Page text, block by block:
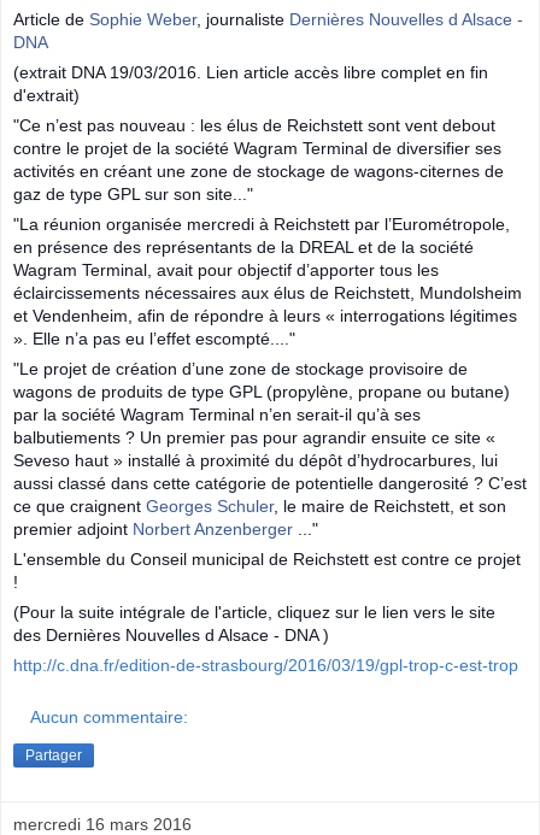
Article de Sophie Weber, journaliste Dernières Nouvelles d Alsace -
DNA
(extrait DNA 19/03/2016. Lien article accès libre complet en fin
d'extrait)
"Ce n’est pas nouveau : les élus de Reichstett sont vent debout
contre le projet de la société Wagram Terminal de diversifier ses
activités en créant une zone de stockage de wagons-citernes de
gaz de type GPL sur son site..."
"La réunion organisée mercredi à Reichstett par l’Eurométropole,
en présence des représentants de la DREAL et de la société
Wagram Terminal, avait pour objectif d’apporter tous les
éclaircissements nécessaires aux élus de Reichstett, Mundolsheim
et Vendenheim, afin de répondre à leurs « interrogations légitimes
». Elle n’a pas eu l’effet escompté...."
"Le projet de création d’une zone de stockage provisoire de
wagons de produits de type GPL (propylène, propane ou butane)
par la société Wagram Terminal n’en serait-il qu’à ses
balbutiements ? Un premier pas pour agrandir ensuite ce site «
Seveso haut » installé à proximité du dépôt d’hydrocarbures, lui
aussi classé dans cette catégorie de potentielle dangerosité ? C’est
ce que craignent Georges Schuler, le maire de Reichstett, et son
premier adjoint Norbert Anzenberger ..."
L'ensemble du Conseil municipal de Reichstett est contre ce projet
!
(Pour la suite intégrale de l'article, cliquez sur le lien vers le site
des Dernières Nouvelles d Alsace - DNA )
http://c.dna.fr/edition-de-strasbourg/2016/03/19/gpl-trop-c-est-trop
Aucun commentaire:
Partager
mercredi 16 mars 2016